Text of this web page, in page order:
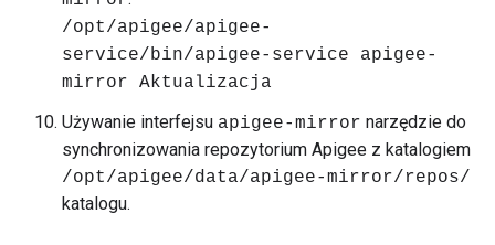
/opt/apigee/apigee-
service/bin/apigee-service apigee-
mirror Aktualizacja
Używanie interfejsu apigee-mirror narzędzie do
synchronizowania repozytorium Apigee z katalogiem
/opt/apigee/data/apigee-mirror/repos/
katalogu.